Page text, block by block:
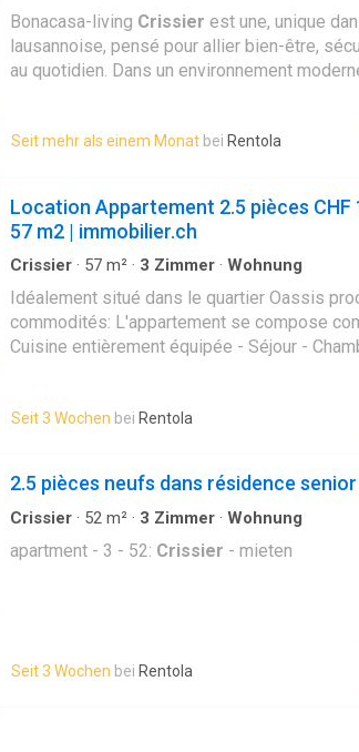
Bonacasa-living Crissier est une, unique
lausannoise, pensé pour allier bien-être,
au quotidien. Dans un environnement
longtemps possible, en toute autonomie et
Tous les appartements,, sont conçus sans
garantir un confort optimal au quotidien,
architecture contemporaine, leurs matériaux
espaces lumineux. De grandes baies vitrées,
généreuses et des agencements
vie à la fois élégant et agréable Vivre à
c’est aussi bénéficier d’un, et de, pensés
quotidien. Conciergerie, assistance, soutien
système d’appel d’urgence 24h/24: tout est
du l
Seit mehr als einem Monat bei Rentola
Location Appartement 2.5 pièces CHF
57 m2 | immobilier.ch
Crissier · 57 m² · 3 Zimmer · Wohnung
Idéalement situé dans le quartier Oassis
commodités: L'appartement se compose
Cuisine entièrement équipée - Séjour -
Seit 3 Wochen bei Rentola
2.5 pièces neufs dans résidence
Crissier · 52 m² · 3 Zimmer · Wohnung
apartment - 3 - 52: Crissier - mieten
Seit 3 Wochen bei Rentola